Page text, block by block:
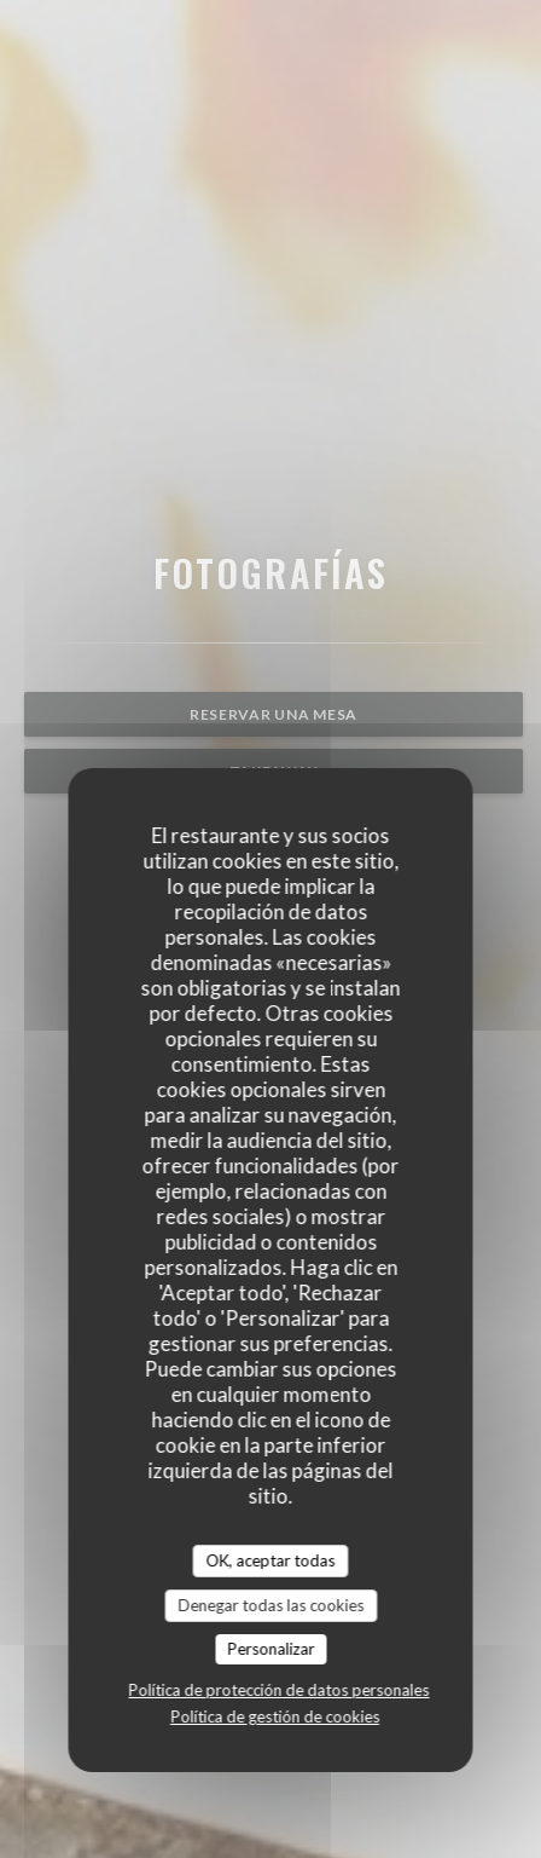
El restaurante y sus socios
utilizan cookies en este sitio,
lo que puede implicar la
recopilación de datos
personales. Las cookies
denominadas «necesarias»
son obligatorias y se instalan
por defecto. Otras cookies
opcionales requieren su
consentimiento. Estas
cookies opcionales sirven
para analizar su navegación,
medir la audiencia del sitio,
ofrecer funcionalidades (por
ejemplo, relacionadas con
redes sociales) o mostrar
publicidad o contenidos
personalizados. Haga clic en
'Aceptar todo', 'Rechazar
todo' o 'Personalizar' para
gestionar sus preferencias.
Puede cambiar sus opciones
en cualquier momento
haciendo clic en el icono de
cookie en la parte inferior
izquierda de las páginas del
sitio.
OK, aceptar todas
Denegar todas las cookies
Personalizar
Política de protección de datos personales
Política de gestión de cookies
FOTOGRAFÍAS
RESERVAR UNA MESA
TAKEAWAY